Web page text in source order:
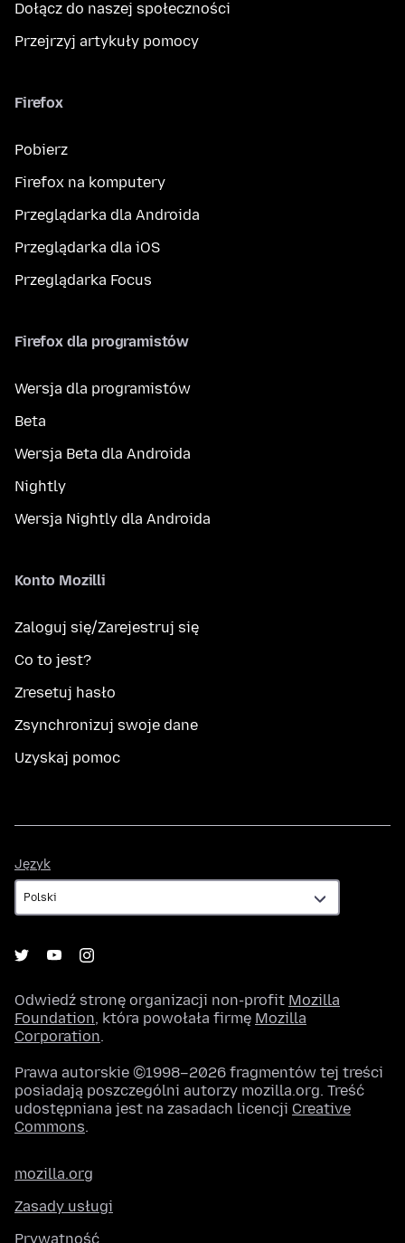
Dołącz do naszej społeczności
Przejrzyj artykuły pomocy
Firefox
Pobierz
Firefox na komputery
Przeglądarka dla Androida
Przeglądarka dla iOS
Przeglądarka Focus
Firefox dla programistów
Wersja dla programistów
Beta
Wersja Beta dla Androida
Nightly
Wersja Nightly dla Androida
Konto Mozilli
Zaloguj się/Zarejestruj się
Co to jest?
Zresetuj hasło
Zsynchronizuj swoje dane
Uzyskaj pomoc
Język
Odwiedź stronę organizacji non-profit Mozilla
Foundation, która powołała firmę Mozilla
Corporation.
Prawa autorskie ©1998–2026 fragmentów tej treści
posiadają poszczególni autorzy mozilla.org. Treść
udostępniana jest na zasadach licencji Creative
Commons.
mozilla.org
Zasady usługi
Prywatność